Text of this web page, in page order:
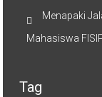
Menapaki
Mahasiswa
Tag